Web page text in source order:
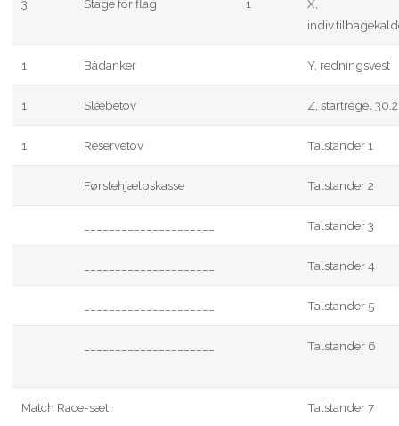
3 Stage for flag 1
X,
1 Bådanker Y, redningsvest
1 Slæbetov Z, startregel 30.2
1 Reservetov Talstander 1
Førstehjælpskasse Talstander 2
Talstander 3
Talstander 4
Talstander 5
Talstander 6
Match Race-sæt: Talstander 7